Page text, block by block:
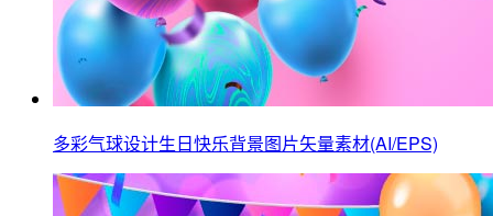
多彩气球设计生日快乐背景图片矢量素材(AI/EPS)